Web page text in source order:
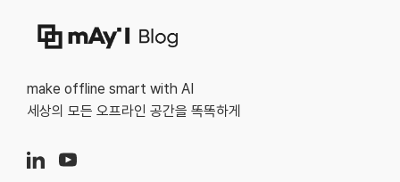
make offline smart with AI
세상의 모든 오프라인 공간을 똑똑하게